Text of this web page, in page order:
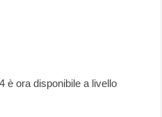
è ora disponibile a livello